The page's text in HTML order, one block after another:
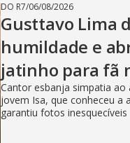
DO R7/06/08/2026
Gusttavo Lima
humildade e
jatinho para fã
Cantor esbanja simpatia
jovem Isa, que conheceu a
garantiu fotos inesquecíveis